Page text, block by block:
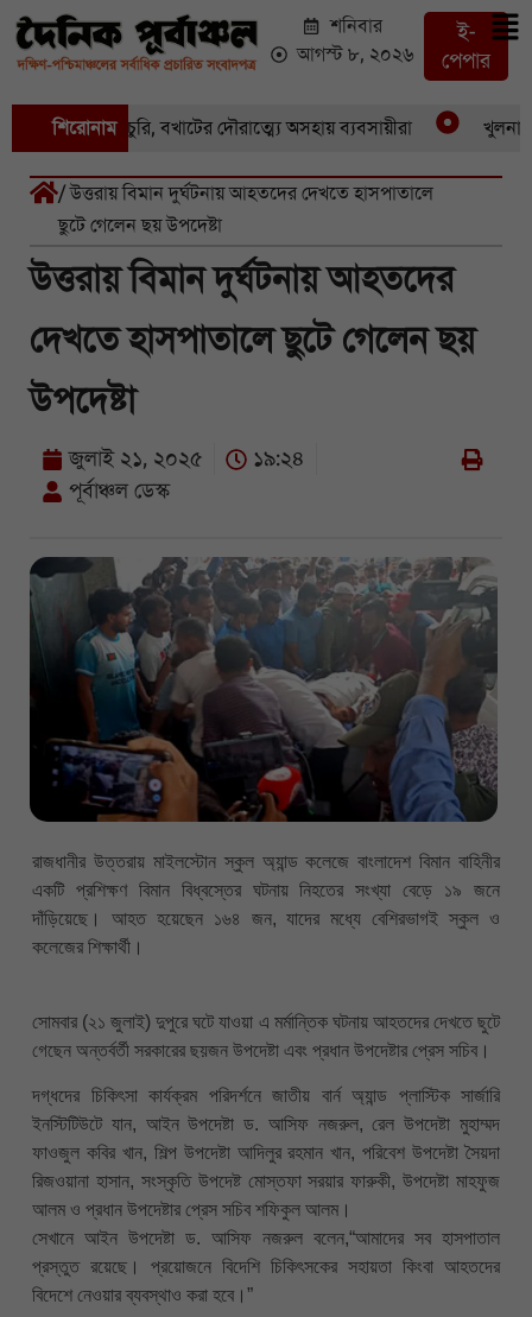
শনিবার
আগস্ট ৮, ২০২৬
ই-
পেপার
শিরোনাম
পর একচুরি, বখাটের দৌরাত্ম্যে অসহায় ব্যবসায়ীরা খুলনার
/ উত্তরায় বিমান দুর্ঘটনায় আহতদের দেখতে হাসপাতালে
ছুটে গেলেন ছয় উপদেষ্টা
উত্তরায় বিমান দুর্ঘটনায় আহতদের
দেখতে হাসপাতালে ছুটে গেলেন ছয়
উপদেষ্টা
জুলাই ২১, ২০২৫
১৯:২৪
পূর্বাঞ্চল ডেস্ক
রাজধানীর উত্তরায় মাইলস্টোন স্কুল অ্যান্ড কলেজে বাংলাদেশ বিমান বাহিনীর
একটি প্রশিক্ষণ বিমান বিধ্বস্তের ঘটনায় নিহতের সংখ্যা বেড়ে ১৯ জনে
দাঁড়িয়েছে। আহত হয়েছেন ১৬৪ জন, যাদের মধ্যে বেশিরভাগই স্কুল ও
কলেজের শিক্ষার্থী।
সোমবার (২১ জুলাই) দুপুরে ঘটে যাওয়া এ মর্মান্তিক ঘটনায় আহতদের দেখতে ছুটে
গেছেন অন্তর্বর্তী সরকারের ছয়জন উপদেষ্টা এবং প্রধান উপদেষ্টার প্রেস সচিব।
দগ্ধদের চিকিৎসা কার্যক্রম পরিদর্শনে জাতীয় বার্ন অ্যান্ড প্লাস্টিক সার্জারি
ইনস্টিটিউটে যান, আইন উপদেষ্টা ড. আসিফ নজরুল, রেল উপদেষ্টা মুহাম্মদ
ফাওজুল কবির খান, শিল্প উপদেষ্টা আদিলুর রহমান খান, পরিবেশ উপদেষ্টা সৈয়দা
রিজওয়ানা হাসান, সংস্কৃতি উপদেষ্ট মোস্তফা সরয়ার ফারুকী, উপদেষ্টা মাহফুজ
আলম ও প্রধান উপদেষ্টার প্রেস সচিব শফিকুল আলম।
সেখানে আইন উপদেষ্টা ড. আসিফ নজরুল বলেন,“আমাদের সব হাসপাতাল
প্রস্তুত রয়েছে। প্রয়োজনে বিদেশি চিকিৎসকের সহায়তা কিংবা আহতদের
বিদেশে নেওয়ার ব্যবস্থাও করা হবে।”